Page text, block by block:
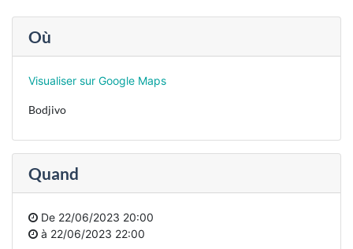
Où
Visualiser sur Google Maps
Bodjivo
Quand
De 22/06/2023 20:00
à 22/06/2023 22:00